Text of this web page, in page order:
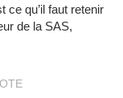
ce qu’il faut retenir
de la SAS,